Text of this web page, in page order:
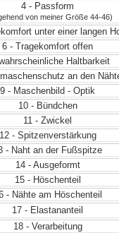
4 - Passform
von meiner Größe 44-46)
unter einer langen
6 - Tragekomfort offen
Haltbarkeit
an den
9 - Maschenbild - Optik
10 - Bündchen
11 - Zwickel
12 - Spitzenverstärkung
- Naht an der Fußspitze
14 - Ausgeformt
15 - Höschenteil
- Nähte am Höschenteil
17 - Elastananteil
18 - Verarbeitung